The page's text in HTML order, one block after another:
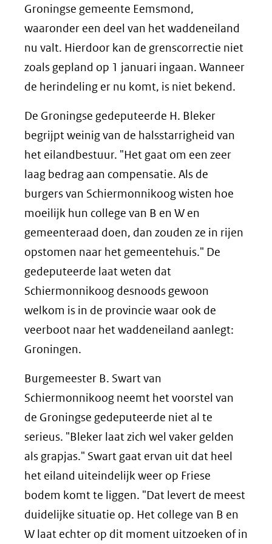
Groningse gemeente Eemsmond,
waaronder een deel van het waddeneiland
nu valt. Hierdoor kan de grenscorrectie niet
zoals gepland op 1 januari ingaan. Wanneer
de herindeling er nu komt, is niet bekend.
De Groningse gedeputeerde H. Bleker
begrijpt weinig van de halsstarrigheid van
het eilandbestuur. "Het gaat om een zeer
laag bedrag aan compensatie. Als de
burgers van Schiermonnikoog wisten hoe
moeilijk hun college van B en W en
gemeenteraad doen, dan zouden ze in rijen
opstomen naar het gemeentehuis." De
gedeputeerde laat weten dat
Schiermonnikoog desnoods gewoon
welkom is in de provincie waar ook de
veerboot naar het waddeneiland aanlegt:
Groningen.
Burgemeester B. Swart van
Schiermonnikoog neemt het voorstel van
de Groningse gedeputeerde niet al te
serieus. "Bleker laat zich wel vaker gelden
als grapjas." Swart gaat ervan uit dat heel
het eiland uiteindelijk weer op Friese
bodem komt te liggen. "Dat levert de meest
duidelijke situatie op. Het college van B en
W laat echter op dit moment uitzoeken of in